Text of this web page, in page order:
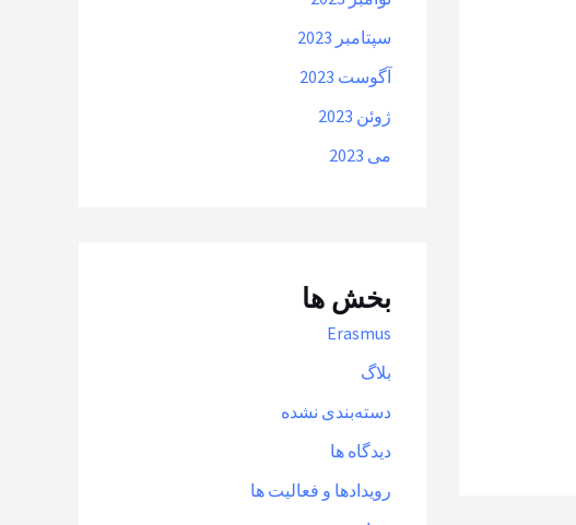
سپتامبر 2023
آگوست 2023
ژوئن 2023
می 2023
بخش ها
Erasmus
بلاگ
دسته‌بندی نشده
دیدگاه ها
رویدادها و فعالیت ها